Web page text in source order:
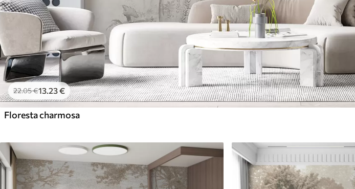
22.05€13.23€
Floresta charmosa